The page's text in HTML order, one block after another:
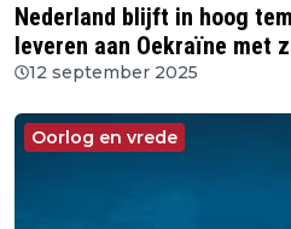
Nederland blijft in hoog
leveren aan Oekraïne met
12 september 2025
Oorlog en vrede